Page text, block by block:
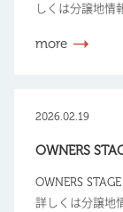
しくは分譲地情
more
2026.02.19
OWNERS
OWNERS
詳しくは分譲地